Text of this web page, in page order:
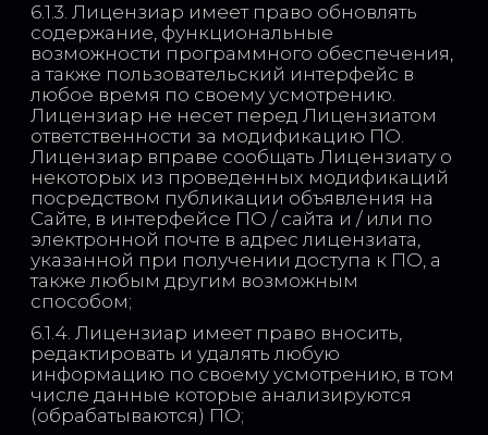
6.1.3. Лицензиар имеет право обновлять
содержание, функциональные
возможности программного обеспечения,
а также пользовательский интерфейс в
любое время по своему усмотрению.
Лицензиар не несет перед Лицензиатом
ответственности за модификацию ПО.
Лицензиар вправе сообщать Лицензиату о
некоторых из проведенных модификаций
посредством публикации объявления на
Сайте, в интерфейсе ПО / сайта и / или по
электронной почте в адрес лицензиата,
указанной при получении доступа к ПО, а
также любым другим возможным
способом;
6.1.4. Лицензиар имеет право вносить,
редактировать и удалять любую
информацию по своему усмотрению, в том
числе данные которые анализируются
(обрабатываются) ПО;